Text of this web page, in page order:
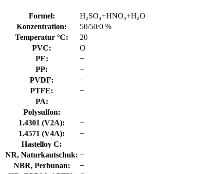
Formel:
H₂SO₄+HNO₃+H₂O
Konzentration:
50/50/0 %
Temperatur °C:
20
PVC:
O
PE:
−
PP:
−
PVDF:
+
PTFE:
+
PA:
Polysulfon:
1.4301 (V2A):
+
1.4571 (V4A):
+
Hastelloy C:
NR, Naturkautschuk: −
NBR, Perbunan:
−